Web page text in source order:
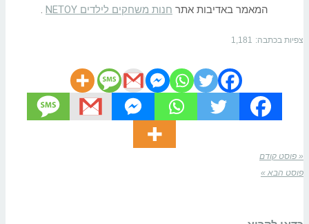
המאמר באדיבות אתר חנות משחקים לילדים NETOY .
צפיות בכתבה: 1,181
« פוסט קודם
פוסט הבא »